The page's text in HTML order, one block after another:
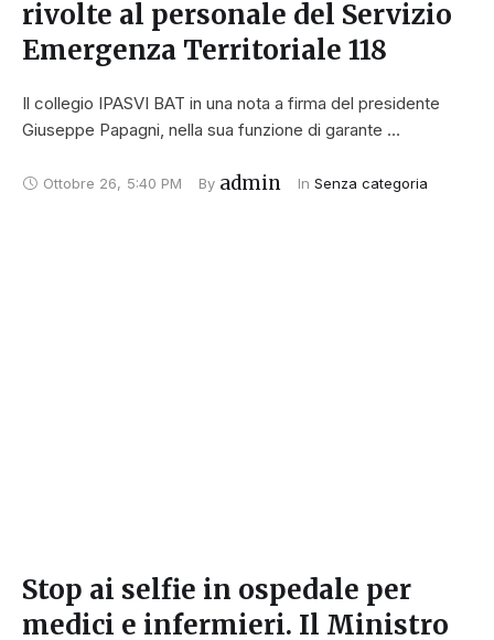
rivolte al personale del Servizio
Emergenza Territoriale 118
Il collegio IPASVI BAT in una nota a firma del presidente
Giuseppe Papagni, nella sua funzione di garante …
Ottobre 26, 5:40 PM By admin In Senza categoria
Stop ai selfie in ospedale per
medici e infermieri. Il Ministro